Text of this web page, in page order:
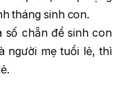
tháng sinh con.
số chẵn để sinh con
người mẹ tuổi lẻ, thì